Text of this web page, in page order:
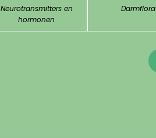
Neurotransmitters en
hormonen
Darmflora